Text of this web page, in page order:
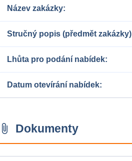
Název zakázky
Stručný popis (předmět zakázky)
Lhůta pro podání nabídek
Datum otevírání nabídek
attach_file Dokumenty